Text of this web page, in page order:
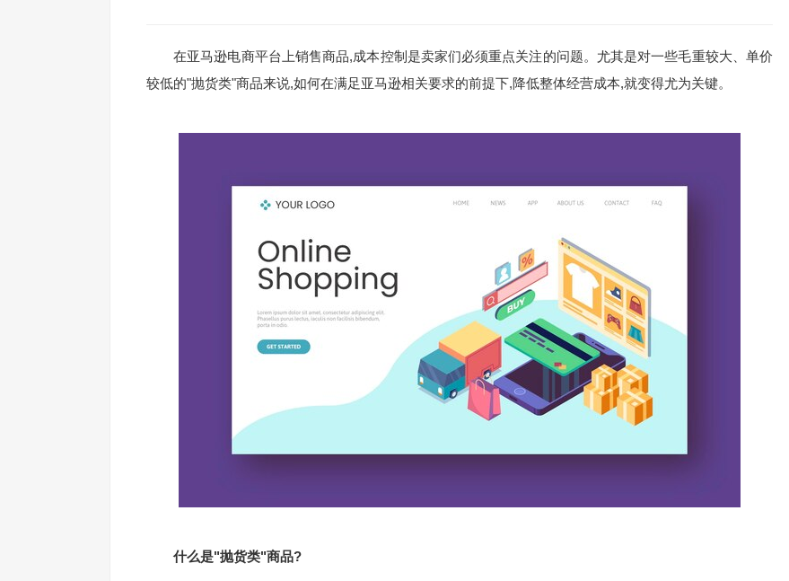
在亚马逊电商平台上销售商品,成本控制是卖家们必须重点关注的问题。尤其是对一些毛重较大、单价
较低的"抛货类"商品来说,如何在满足亚马逊相关要求的前提下,降低整体经营成本,就变得尤为关键。
什么是"抛货类"商品?